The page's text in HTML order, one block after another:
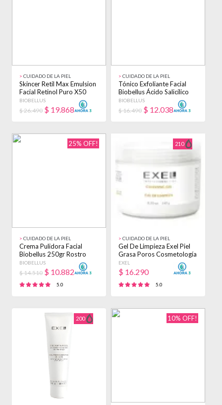
> CUIDADO DE LA PIEL
Skincer Retil Max Emulsion
Facial Retinol Puro X50
Biobellus Todo Tipo De
Piel Noche
BIOBELLUS
$ 26.490 $ 19.868
> CUIDADO DE LA PIEL
Tónico Exfoliante Facial
Biobellus Ácido Salicílico
100ml Todo Tipo De Piel
Día/noche
BIOBELLUS
$ 16.490 $ 12.038
25% OFF!
> CUIDADO DE LA PIEL
Crema Pulidora Facial
Biobellus 250gr Rostro
Profesional Cara Día
BIOBELLUS
$ 14.510 $ 10.882
5.0
210
> CUIDADO DE LA PIEL
Gel De Limpieza Exel Piel
Grasa Poros Cosmetología
X 240gr Tipo De Piel
Todas
EXEL
$ 16.290
5.0
200 10% OFF!